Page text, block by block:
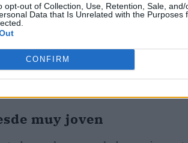
opt-out of Collection, Use, Retention, Sale, and/
Data that Is Unrelated with the Purposes
CONFIRM
muy joven